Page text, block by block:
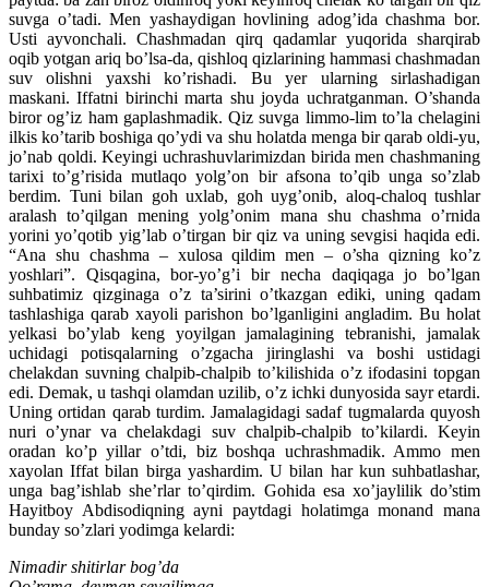
suvga o’tadi. Men yashaydigan hovlining adog’ida chashma bor.
Usti ayvonchali. Chashmadan qirq qadamlar yuqorida sharqirab
oqib yotgan ariq bo’lsa-da, qishloq qizlarining hammasi chashmadan
suv olishni yaxshi ko’rishadi. Bu yer ularning sirlashadigan
maskani. Iffatni birinchi marta shu joyda uchratganman. O’shanda
biror og’iz ham gaplashmadik. Qiz suvga limmo-lim to’la chelagini
ilkis ko’tarib boshiga qo’ydi va shu holatda menga bir qarab oldi-yu,
jo’nab qoldi. Keyingi uchrashuvlarimizdan birida men chashmaning
tarixi to’g’risida mutlaqo yolg’on bir afsona to’qib unga so’zlab
berdim. Tuni bilan goh uxlab, goh uyg’onib, aloq-chaloq tushlar
aralash to’qilgan mening yolg’onim mana shu chashma o’rnida
yorini yo’qotib yig’lab o’tirgan bir qiz va uning sevgisi haqida edi.
“Ana shu chashma – xulosa qildim men – o’sha qizning ko’z
yoshlari”. Qisqagina, bor-yo’g’i bir necha daqiqaga jo bo’lgan
suhbatimiz qizginaga o’z ta’sirini o’tkazgan ediki, uning qadam
tashlashiga qarab xayoli parishon bo’lganligini angladim. Bu holat
yelkasi bo’ylab keng yoyilgan jamalagining tebranishi, jamalak
uchidagi potisqalarning o’zgacha jiringlashi va boshi ustidagi
chelakdan suvning chalpib-chalpib to’kilishida o’z ifodasini topgan
edi. Demak, u tashqi olamdan uzilib, o’z ichki dunyosida sayr etardi.
Uning ortidan qarab turdim. Jamalagidagi sadaf tugmalarda quyosh
nuri o’ynar va chelakdagi suv chalpib-chalpib to’kilardi. Keyin
oradan ko’p yillar o’tdi, biz boshqa uchrashmadik. Ammo men
xayolan Iffat bilan birga yashardim. U bilan har kun suhbatlashar,
unga bag’ishlab she’rlar to’qirdim. Gohida esa xo’jaylilik do’stim
Hayitboy Abdisodiqning ayni paytdagi holatimga monand mana
bunday so’zlari yodimga kelardi:
Nimadir shitirlar bog’da